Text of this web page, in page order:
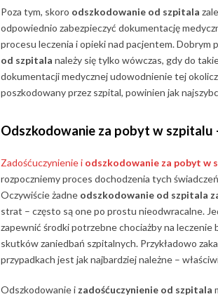
Poza tym, skoro odszkodowanie od szpitala
odpowiednio zabezpieczyć dokumentację
procesu leczenia i opieki nad pacjentem. Dobrym
od szpitala należy się tylko wówczas, gdy do
dokumentacji medycznej udowodnienie tej
poszkodowany przez szpital, powinien jak
Odszkodowanie za pobyt w szpitalu
Zadośćuczynienie i odszkodowanie za pobyt w
rozpoczniemy proces dochodzenia tych
Oczywiście żadne odszkodowanie od szpitala
strat – często są one po prostu nieodwracalne.
zapewnić środki potrzebne chociażby na leczenie
skutków zaniedbań szpitalnych. Przykładowo
przypadkach jest jak najbardziej należne –
Odszkodowanie i zadośćuczynienie od szpitala